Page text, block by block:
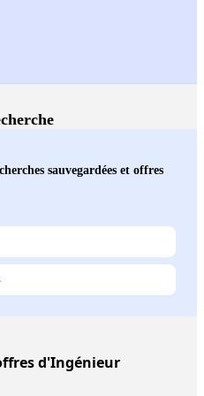
sauvegardées et offres
d'Ingénieur